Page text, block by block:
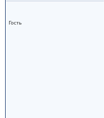
Гость